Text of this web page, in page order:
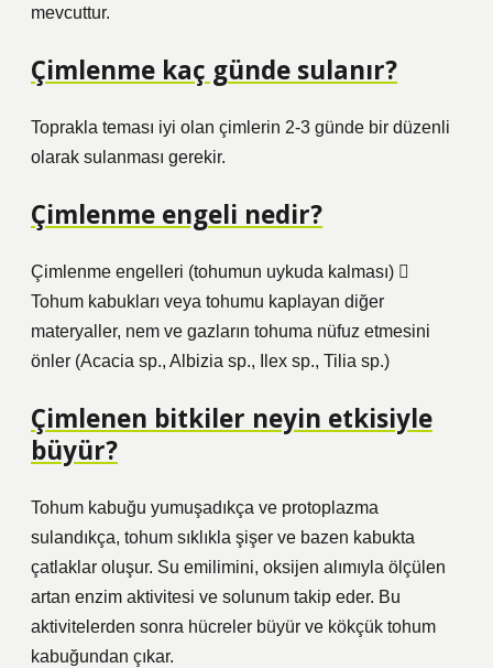
mevcuttur.
Çimlenme kaç günde sulanır?
Toprakla teması iyi olan çimlerin 2-3 günde bir düzenli
olarak sulanması gerekir.
Çimlenme engeli nedir?
Çimlenme engelleri (tohumun uykuda kalması) 
Tohum kabukları veya tohumu kaplayan diğer
materyaller, nem ve gazların tohuma nüfuz etmesini
önler (Acacia sp., Albizia sp., Ilex sp., Tilia sp.)
Çimlenen bitkiler neyin etkisiyle
büyür?
Tohum kabuğu yumuşadıkça ve protoplazma
sulandıkça, tohum sıklıkla şişer ve bazen kabukta
çatlaklar oluşur. Su emilimini, oksijen alımıyla ölçülen
artan enzim aktivitesi ve solunum takip eder. Bu
aktivitelerden sonra hücreler büyür ve kökçük tohum
kabuğundan çıkar.